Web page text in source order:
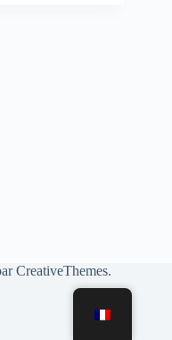
CreativeThemes.